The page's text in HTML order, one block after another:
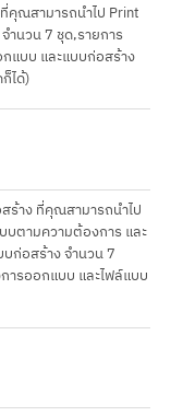
คุณสามารถนำไป Print
ำนวน 7 ชุด,รายการ
แบบ และแบบก่อสร้าง
ได้)
ร้าง ที่คุณสามารถนำไป
ตามความต้องการ และ
ก่อสร้าง จำนวน 7
ารออกแบบ และไฟล์แบบ